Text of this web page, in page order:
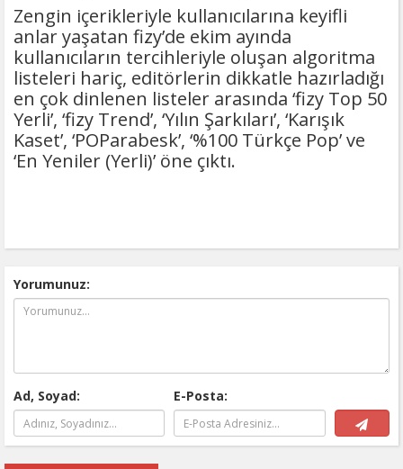
Zengin içerikleriyle kullanıcılarına keyifli
anlar yaşatan fizy’de ekim ayında
kullanıcıların tercihleriyle oluşan algoritma
listeleri hariç, editörlerin dikkatle hazırladığı
en çok dinlenen listeler arasında ‘fizy Top 50
Yerli’, ‘fizy Trend’, ‘Yılın Şarkıları’, ‘Karışık
Kaset’, ‘POParabesk’, ‘%100 Türkçe Pop’ ve
‘En Yeniler (Yerli)’ öne çıktı.
Yorumunuz:
Ad, Soyad: E-Posta: